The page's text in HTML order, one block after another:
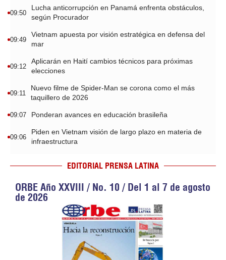
09:50
Lucha anticorrupción en Panamá enfrenta obstáculos,
según Procurador
09:49
Vietnam apuesta por visión estratégica en defensa del
mar
09:12
Aplicarán en Haití cambios técnicos para próximas
elecciones
09:11
Nuevo filme de Spider-Man se corona como el más
taquillero de 2026
09:07 Ponderan avances en educación brasileña
09:06
Piden en Vietnam visión de largo plazo en materia de
infraestructura
EDITORIAL PRENSA LATINA
ORBE Año XXVIII / No. 10 / Del 1 al 7 de agosto
de 2026